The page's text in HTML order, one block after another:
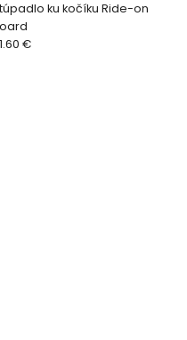
ku kočíku Ride-on
€